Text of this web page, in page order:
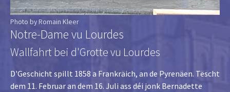
Photo by Romain Kleer
Notre-Dame vu Lourdes
Wallfahrt bei d'Grotte vu Lourdes
D'Geschicht spillt 1858 a Frankräich, an de Pyrenäen. Tëscht
dem 11. Februar an dem 16. Juli ass déi jonk Bernadette